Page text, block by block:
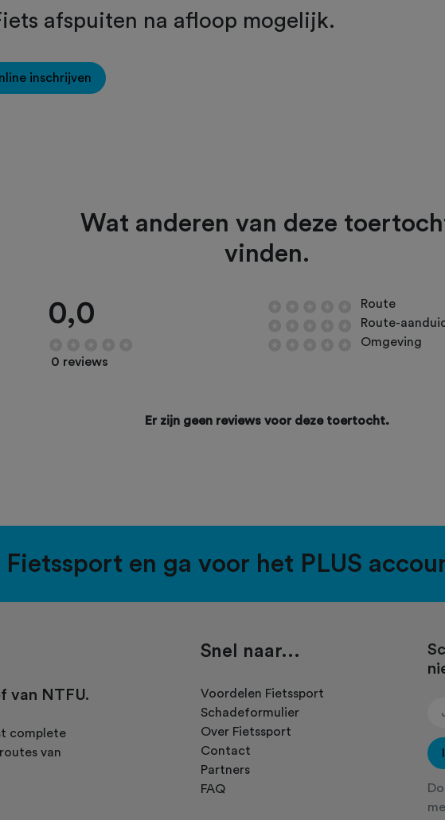
afspuiten na afloop mogelijk.
inschrijven
Wat anderen van deze
vinden.
0,0
0 reviews
Route
Route-
Omgeving
Er zijn geen reviews voor deze toertocht.
Fietssport en ga voor het PLUS
van NTFU.
complete
van
Snel naar...
Voordelen Fietssport
Schadeformulier
Over Fietssport
Contact
Partners
FAQ